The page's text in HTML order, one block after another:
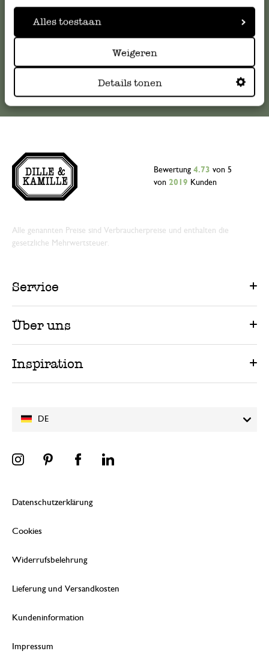
Alles toestaan
Weigeren
Details tonen
kundenservice@dille-kamille.de
DE
Bewertung 4.73 von 5
von 2019 Kunden
Alle genannten Preise sind Verbraucherpreise und enthalten die
gesetzliche Mehrwertsteuer.
Service
Über uns
Inspiration
Datenschutzerklärung
Cookies
Widerrufsbelehrung
Lieferung und Versandkosten
Kundeninformation
Impressum